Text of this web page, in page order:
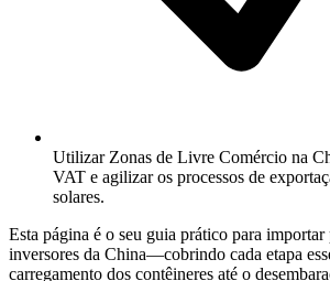
Utilizar Zonas de Livre Comércio na
VAT e agilizar os processos de
solares.
Esta página é o seu guia prático para importar
inversores da China—cobrindo cada etapa
carregamento dos contêineres até o